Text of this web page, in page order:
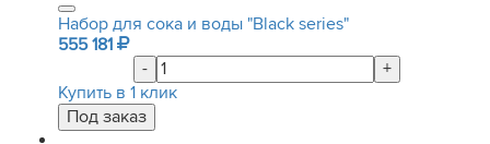
Набор для сока и воды "Black series"
555 181
-
+
Купить в 1 клик